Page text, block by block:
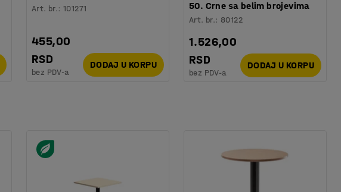
Art. br.:101271
455,00
RSD
bez PDV-a
DODAJ U KORPU
50. Crne sa belim brojevima
Art. br.: 80122
1.526,00
RSD
bez PDV-a
DODAJ U KORPU